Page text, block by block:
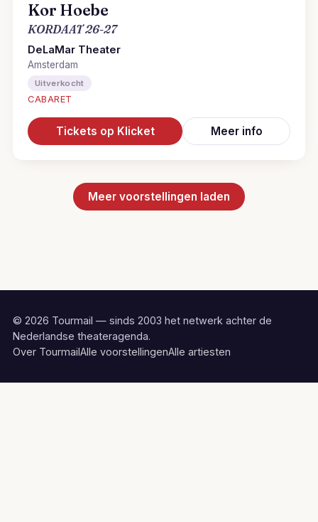
Kor Hoebe
KORDAAT 26-27
DeLaMar Theater
Amsterdam
Uitverkocht
CABARET
Tickets op Klicket Meer info
Meer voorstellingen laden
© 2026 Tourmail — sinds 2003 het netwerk achter de
Nederlandse theateragenda.
Over TourmailAlle voorstellingenAlle artiesten